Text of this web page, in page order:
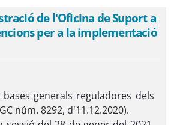
de l'Oficina de Suport a
per a la implementació
generals reguladores dels
núm. 8292, d'11.12.2020).